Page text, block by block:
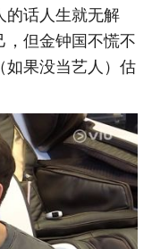
的话人生就无解
，但金钟国不慌不
如果没当艺人）估